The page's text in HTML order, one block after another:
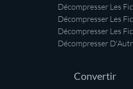
Décompresser Les
Décompresser Les
Décompresser Les
Décompresser
Convertir